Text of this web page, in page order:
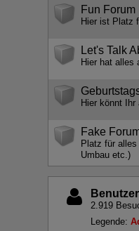
Fun Forum
Hier ist Platz
Let's Talk
Hier hat alles
Hier könnt Ihr
Fake
Platz für
Umbau etc.)
2.919
Legende: